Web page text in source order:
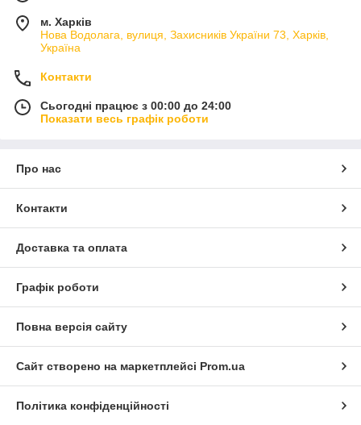
м. Харків
Нова Водолага, вулиця, Захисників України 73, Харків,
Україна
Контакти
Сьогодні працює з 00:00 до 24:00
Показати весь графік роботи
Про нас
Контакти
Доставка та оплата
Графік роботи
Повна версія сайту
Сайт створено на маркетплейсі Prom.ua
Політика конфіденційності